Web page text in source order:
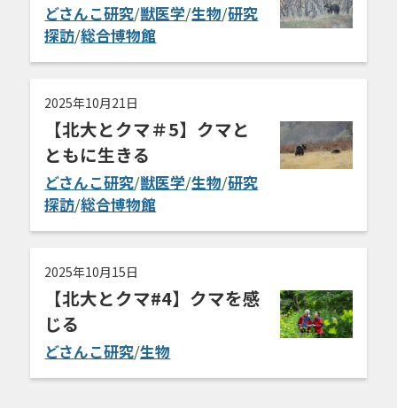
どさんこ研究/獣医学/生物/研究
探訪/総合博物館
2025年10月21日
【北大とクマ＃5】クマと
ともに生きる
どさんこ研究/獣医学/生物/研究
探訪/総合博物館
2025年10月15日
【北大とクマ#4】クマを感
じる
どさんこ研究/生物